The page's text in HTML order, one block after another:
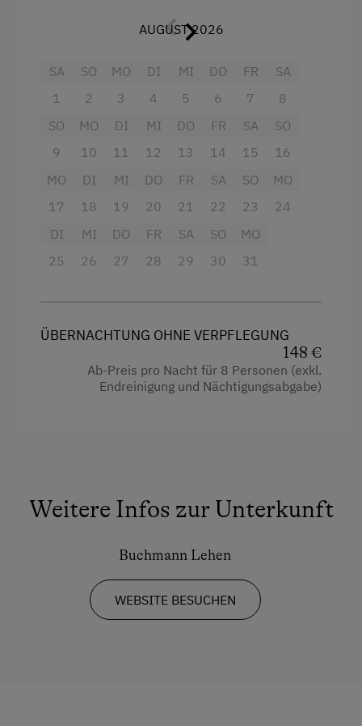
Bettwäsche stellen wir für EUR 10,00-./Person
Ausziehcouch
Doppelbett (Kingsize)
AUGUST 2026
SA
1
SO
2
MO
3
DI
4
MI
5
DO
6
FR
7
SA
8
SO
9
MO
10
DI
11
MI
12
DO
13
FR
14
SA
15
SO
16
MO
17
DI
18
MI
19
DO
20
FR
21
SA
22
SO
23
MO
24
DI
25
MI
26
DO
27
FR
28
SA
29
SO
30
MO
31
ÜBERNACHTUNG OHNE VERPFLEGUNG
148 €
Ab-Preis pro Nacht für 8 Personen (exkl.
Endreinigung und Nächtigungsabgabe)
Weitere Infos zur Unterkunft
Buchmann Lehen
WEBSITE BESUCHEN